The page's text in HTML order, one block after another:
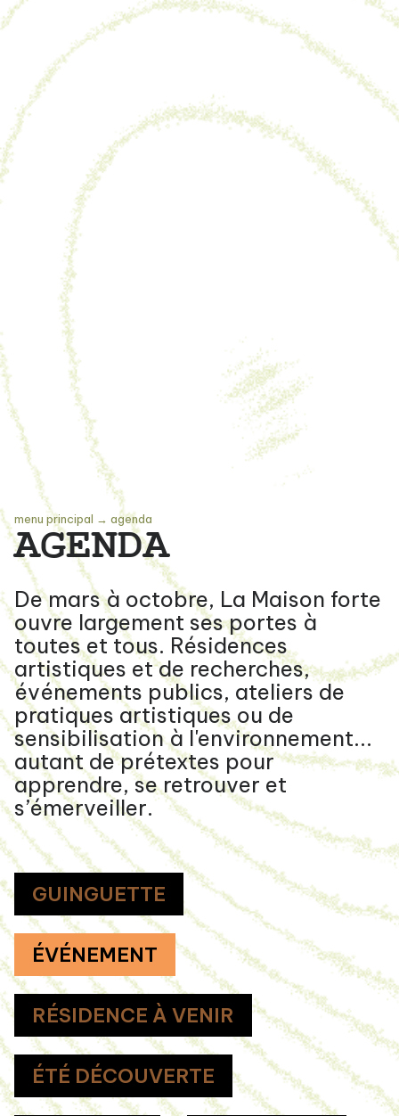
menu principal → agenda
AGENDA
De mars à octobre, La Maison forte
ouvre largement ses portes à
toutes et tous. Résidences
artistiques et de recherches,
événements publics, ateliers de
pratiques artistiques ou de
sensibilisation à l'environnement...
autant de prétextes pour
apprendre, se retrouver et
s’émerveiller.
GUINGUETTE
ÉVÉNEMENT
RÉSIDENCE À VENIR
ÉTÉ DÉCOUVERTE